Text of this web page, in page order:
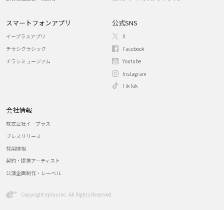
スマートフォンアプリ
イープラスアプリ
チラシクラシック
チラシミュージアム
公式SNS
X
Facebook
Youtube
Instagram
TikTok
会社情報
株式会社イープラス
プレスリリース
採用情報
契約・提携アーティスト
公演企画制作・レーベル
Copyright eplus inc. All Rights Reserved.